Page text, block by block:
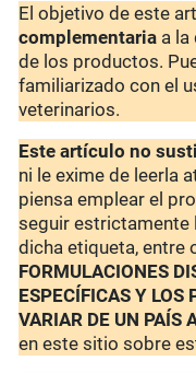
El objetivo de este
complementaria a la
de los productos.
familiarizado con el
veterinarios.
Este artículo no
ni le exime de leerla
piensa emplear el
seguir estrictamente
dicha etiqueta, entre
FORMULACIONES
ESPECÍFICAS Y LOS
VARIAR DE UN PAÍS
en este sitio sobre